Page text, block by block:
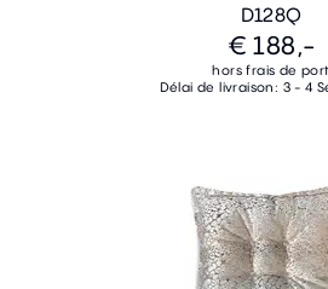
D128Q
€ 188,-
hors frais de port
Délai de livraison: 3 - 4